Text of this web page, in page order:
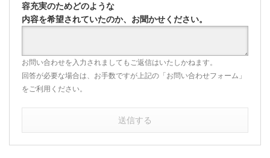
容充実のためどのような
内容を希望されていたのか、お聞かせください。
お問い合わせを入力されましてもご返信はいたしかねます。
回答が必要な場合は、お手数ですが上記の「お問い合わせフォーム」
をご利用ください。
送信する